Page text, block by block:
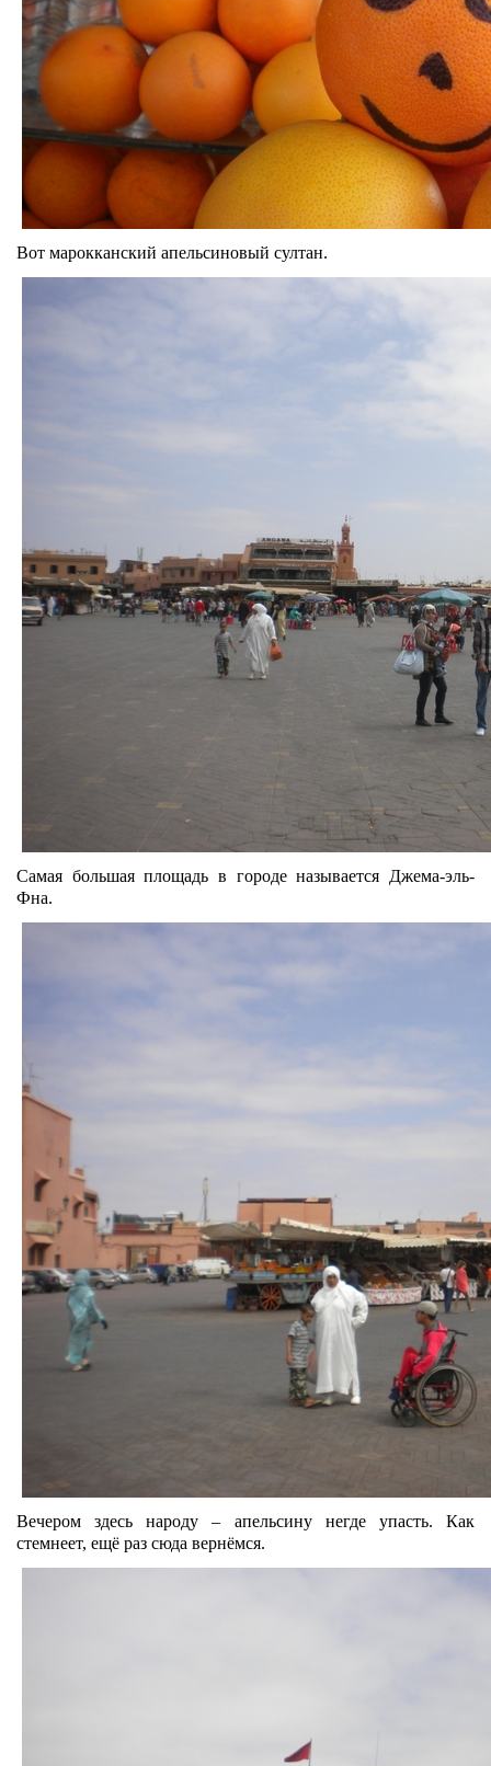
Вот марокканский апельсиновый султан.
Самая большая площадь в городе называется Джема-эль-
Фна.
Вечером здесь народу – апельсину негде упасть. Как
стемнеет, ещё раз сюда вернёмся.